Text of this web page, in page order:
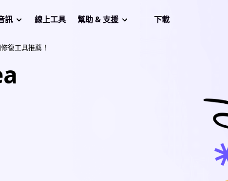
訊 線上工具 幫助 & 支援 下載
復工具推薦！